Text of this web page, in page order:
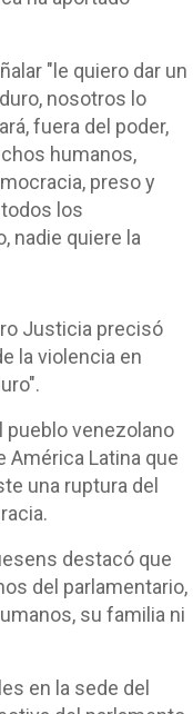
"le quiero dar un
nosotros lo
fuera del poder,
humanos,
preso y
los
nadie quiere la
Justicia precisó
la violencia en
pueblo venezolano
América Latina que
una ruptura del
destacó que
del parlamentario,
su familia ni
en la sede del